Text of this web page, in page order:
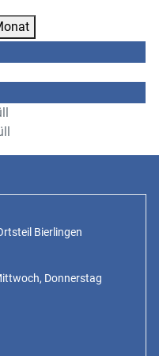
Bierlingen
Donnerstag